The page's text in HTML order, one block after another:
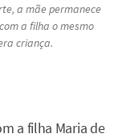
a mãe permanece
a filha o mesmo
criança.
a filha Maria de